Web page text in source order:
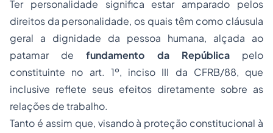
Ter personalidade significa estar amparado pelos
direitos da personalidade, os quais têm como cláusula
geral a dignidade da pessoa humana, alçada ao
patamar defundamento da Repúblicapelo
constituinte no art. 1º, inciso III da CFRB/88, que
inclusive reflete seus efeitos diretamente sobre as
relações de trabalho.
Tanto é assim que, visando à proteção constitucional à